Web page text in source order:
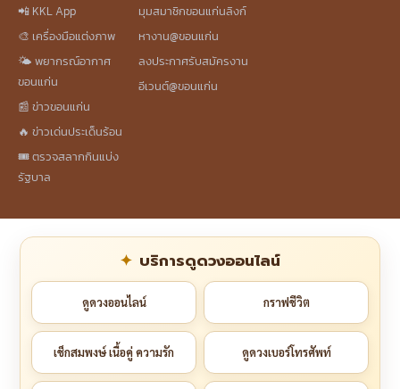
📲 KKL App
🎨 เครื่องมือแต่งภาพ
🌤️ พยากรณ์อากาศ
ขอนแก่น
📰 ข่าวขอนแก่น
🔥 ข่าวเด่นประเด็นร้อน
🎟️ ตรวจสลากกินแบ่ง
รัฐบาล
มุมสมาชิกขอนแก่นลิงก์
หางาน@ขอนแก่น
ลงประกาศรับสมัครงาน
อีเวนต์@ขอนแก่น
บริการดูดวงออนไลน์
ดูดวงออนไลน์ กราฟชีวิต
เช็กสมพงษ์ เนื้อคู่ ความรัก ดูดวงเบอร์โทรศัพท์